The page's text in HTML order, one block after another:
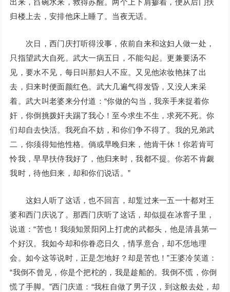
出来，舀碗水来，救得苏醒。两个上下肩掺着，便从后门扶
归楼上去，安排他床上睡了。当夜无话。
次日，西门庆打听得没事，依前自来和这妇人做一处，
只指望武大自死。武大一病五日，不能勾起。更兼要汤不
见，要水不见，每日叫那妇人不应。又见他浓妆艳抹了出
去，归来时便面颜红色。武大几遍气得发昏，又没人来采
着。武大叫老婆来分付道：“你做的勾当，我亲手来捉着你
奸，你倒挑拨奸夫踢了我心！至今求生不生，求死不死。你
们却自去快活。我死自不妨，和你们争不得了。我的兄弟武
二，你须得知他性格。倘或早晚归来，他肯干休！你若肯可
怜我，早早扶侍我好了，他归来时，我都不提。你若不肯觑
我时，待他归来，却和你们说话。”
这妇人听了这话，也不回言，却踅过来一五一十都对王
婆和西门庆说了。那西门庆听了这话，却似提在冰窨子里，
说道：“苦也！我须知景阳冈上打虎的武都头，他是清县第一
个好汉。我如今却和你眷恋日久，情孚意合，却不恁地理
会。如今这等说时，正是怎地好？却是苦也！”王婆冷笑道：
“我倒不曾见，你是个把柁的，我是趁船的。我倒不慌，你倒
慌了手脚。”西门庆道：“我枉自做了男子汉，到这般去处，却